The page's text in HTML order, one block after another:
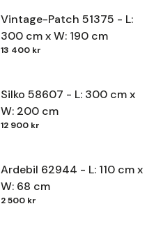
Vintage-Patch 51375 - L:
300 cm x W: 190 cm
13 400 kr
Silko 58607 - L: 300 cm x
W: 200 cm
12 900 kr
Ardebil 62944 - L: 110 cm x
W: 68 cm
2 500 kr